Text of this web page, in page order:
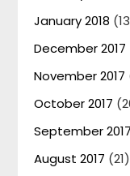
January 2018
December 2017
November 2017
October 2017
September 2017
August 2017 (21)